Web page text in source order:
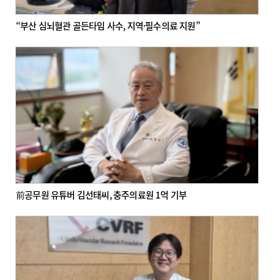
“부산 심뇌혈관 골든타임 사수, 지역·필수의료 지원”
前공무원 유튜버 김선태씨, 충주의료원 1억 기부